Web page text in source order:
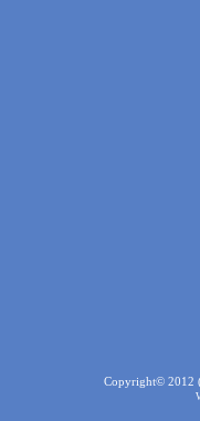
Copyright© 2012